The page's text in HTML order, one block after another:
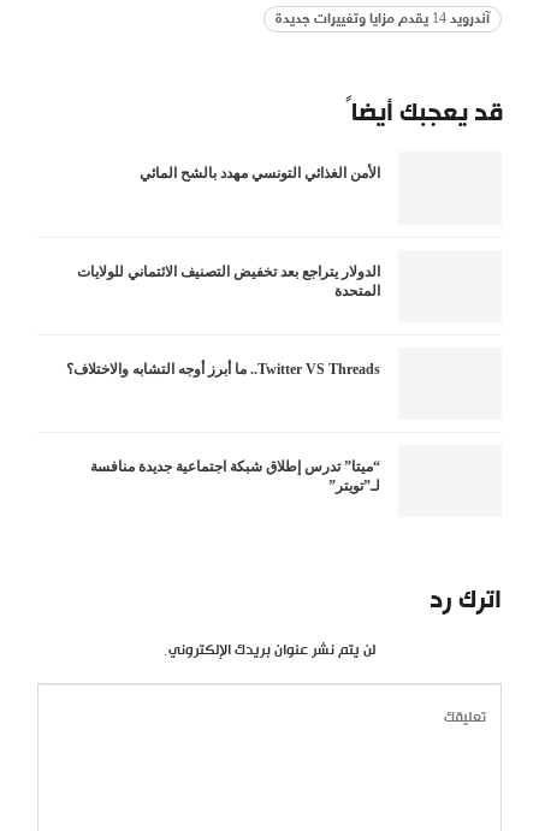
آندرويد 14 يقدم مزايا وتغييرات جديدة
قد يعجبك أيضاً
الأمن الغذائي التونسي مهدد بالشح المائي
الدولار يتراجع بعد تخفيض التصنيف الائتماني للولايات
المتحدة
Twitter VS Threads.. ما أبرز أوجه التشابه والاختلاف؟
“ميتا” تدرس إطلاق شبكة اجتماعية جديدة منافسة
لـ”تويتر”
اترك رد
لن يتم نشر عنوان بريدك الإلكتروني.